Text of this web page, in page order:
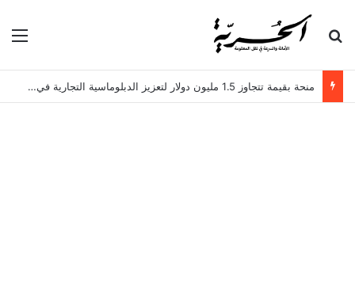
بحث عن
منحة بقيمة تتجاوز 1.5 مليون دولار لتعزيز الدبلوماسية التجارية في تونس!